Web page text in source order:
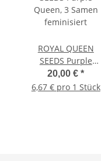
ROYAL QUEEN
SEEDS Purple
Queen, 3 Samen
feminisiert
20,00 €*
6,67 € pro 1 Stück